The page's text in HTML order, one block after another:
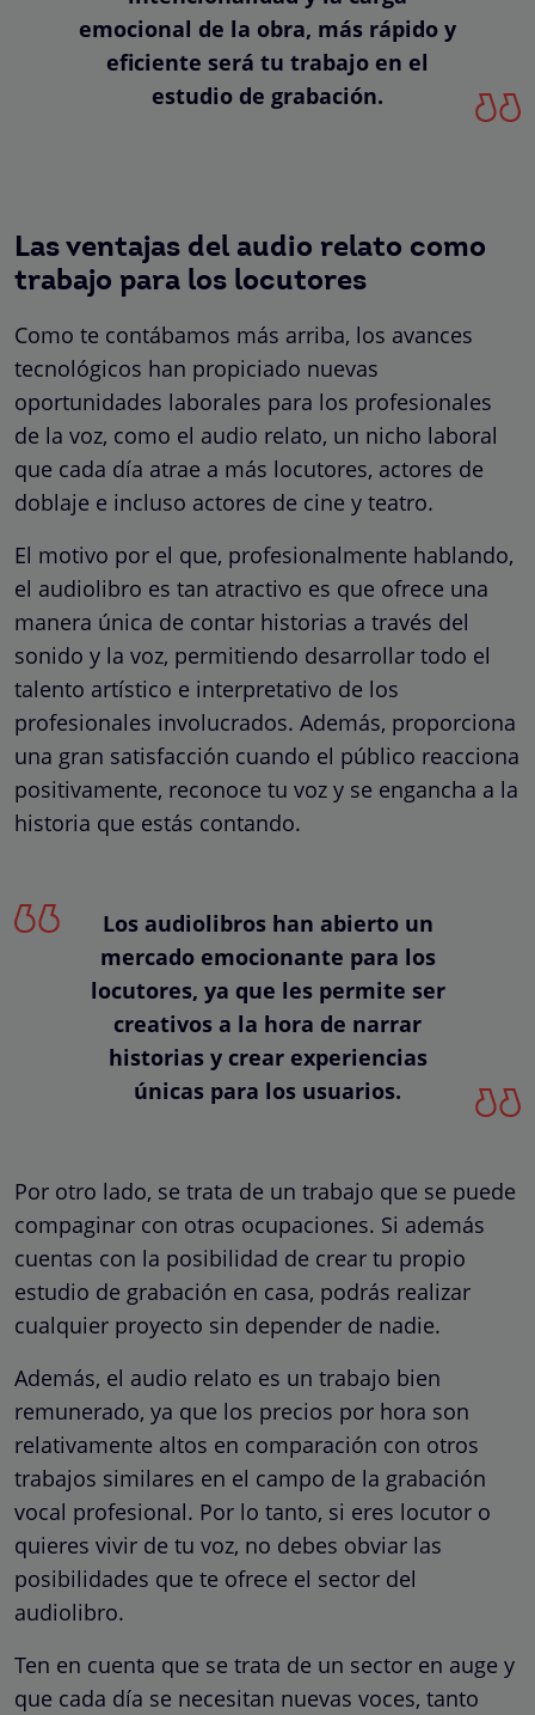
emocional de la obra, más rápido y
eficiente será tu trabajo en el
estudio de grabación.
Las ventajas del audio relato como
trabajo para los locutores
Como te contábamos más arriba, los avances
tecnológicos han propiciado nuevas
oportunidades laborales para los profesionales
de la voz, como el audio relato, un nicho laboral
que cada día atrae a más locutores, actores de
doblaje e incluso actores de cine y teatro.
El motivo por el que, profesionalmente hablando,
el audiolibro es tan atractivo es que ofrece una
manera única de contar historias a través del
sonido y la voz, permitiendo desarrollar todo el
talento artístico e interpretativo de los
profesionales involucrados. Además, proporciona
una gran satisfacción cuando el público reacciona
positivamente, reconoce tu voz y se engancha a la
historia que estás contando.
Los audiolibros han abierto un
mercado emocionante para los
locutores, ya que les permite ser
creativos a la hora de narrar
historias y crear experiencias
únicas para los usuarios.
Por otro lado, se trata de un trabajo que se puede
compaginar con otras ocupaciones. Si además
cuentas con la posibilidad de crear tu propio
estudio de grabación en casa, podrás realizar
cualquier proyecto sin depender de nadie.
Además, el audio relato es un trabajo bien
remunerado, ya que los precios por hora son
relativamente altos en comparación con otros
trabajos similares en el campo de la grabación
vocal profesional. Por lo tanto, si eres locutor o
quieres vivir de tu voz, no debes obviar las
posibilidades que te ofrece el sector del
audiolibro.
Ten en cuenta que se trata de un sector en auge y
que cada día se necesitan nuevas voces, tanto